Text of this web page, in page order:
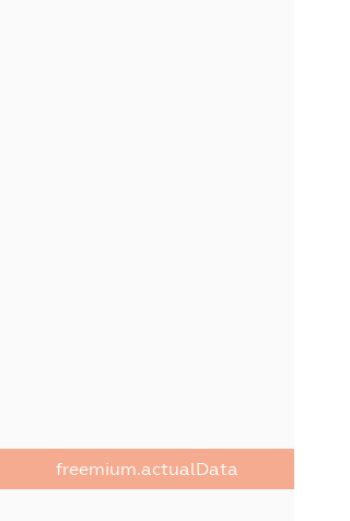
freemium.actualData